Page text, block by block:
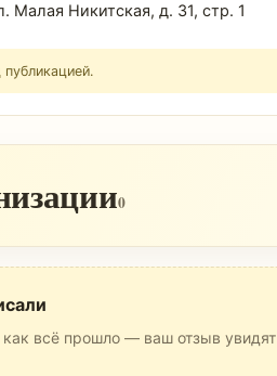
Малая Никитская, д. 31, стр. 1
0
всё прошло — ваш отзыв увидят